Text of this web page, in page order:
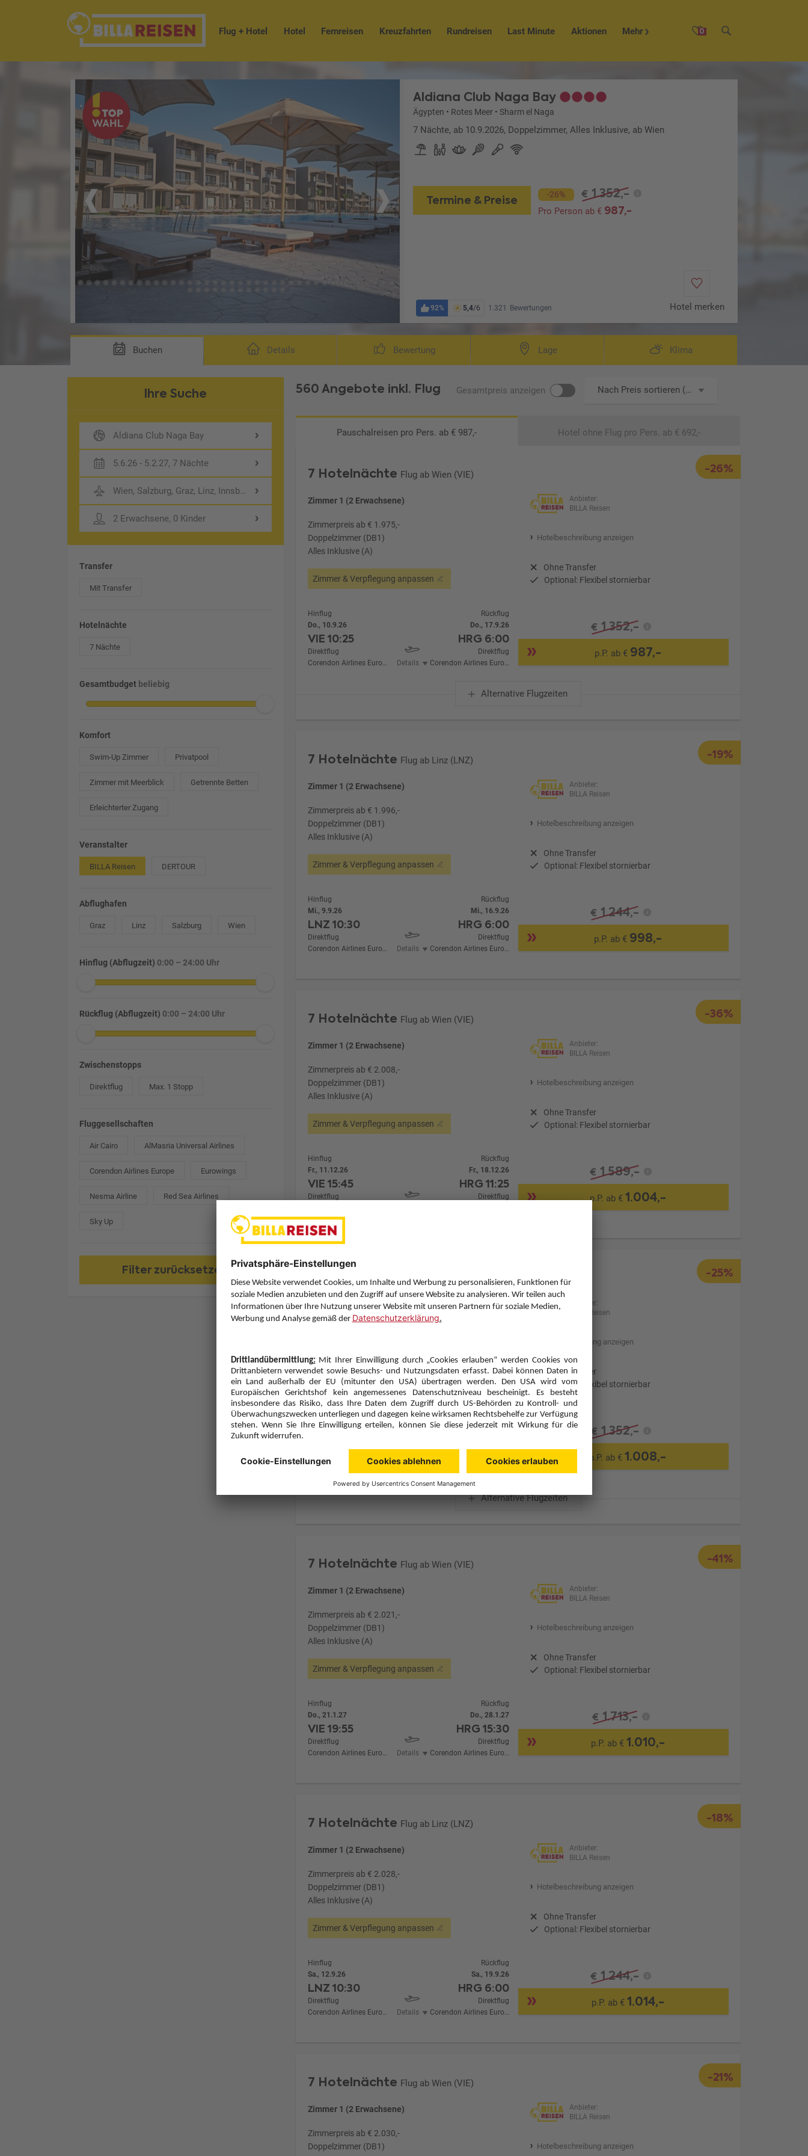
0
Flug + Hotel Hotel Fernreisen Kreuzfahrten Rundreisen Last Minute Aktionen Mehr
Aldiana Club Naga Bay
Ägypten • Rotes Meer • Sharm el Naga
7 Nächte, ab 10.9.2026, Doppelzimmer, Alles Inklusive, ab Wien
Termine & Preise -26% € 1.352,-
Pro Person ab €987,-
92% 5,4/6 1.321 Bewertungen Hotel merken
Buchen Details Bewertung Lage Klima
Ihre Suche
Aldiana Club Naga Bay
5.6.26 - 5.2.27, 7 Nächte
Wien, Salzburg, Graz, Linz, Innsbruck
2 Erwachsene, 0 Kinder
Transfer
Mit Transfer
Hotelnächte
7 Nächte
Gesamtbudget beliebig
Komfort
Swim-Up Zimmer Privatpool
Zimmer mit Meerblick Getrennte Betten
Erleichterter Zugang
Veranstalter
BILLA Reisen DERTOUR
Abflughafen
Graz Linz Salzburg Wien
Hinflug (Abflugzeit) 0:00 – 24:00 Uhr
Rückflug (Abflugzeit) 0:00 – 24:00 Uhr
Zwischenstopps
Direktflug Max. 1 Stopp
Fluggesellschaften
Air Cairo AlMasria Universal Airlines
Corendon Airlines Europe Eurowings
Nesma Airline Red Sea Airlines
Sky Up
Filter zurücksetzen
560 Angebote inkl. Flug Gesamtpreis anzeigen Nach Preis sortieren (aufsteigend)
Pauschalreisen pro Pers. ab € 987,- Hotel ohne Flug pro Pers. ab € 692,-
-26%
7 Hotelnächte Flug ab Wien (VIE)
Zimmer 1 (2 Erwachsene)
Zimmerpreis ab € 1.975,-
Doppelzimmer (DB1)
Alles Inklusive (A)
Zimmer & Verpflegung anpassen
Anbieter:
BILLA Reisen
Hotelbeschreibung anzeigen
Ohne Transfer
Optional: Flexibel stornierbar
Hinflug
Do., 10.9.26
VIE10:25
Direktflug
Corendon Airlines Europe
Details
Rückflug
Do., 17.9.26
HRG 6:00
Direktflug
Corendon Airlines Europe
€ 1.352,-
p.P. ab € 987,-
Alternative Flugzeiten
-19%
7 Hotelnächte Flug ab Linz (LNZ)
Zimmer 1 (2 Erwachsene)
Zimmerpreis ab € 1.996,-
Doppelzimmer (DB1)
Alles Inklusive (A)
Zimmer & Verpflegung anpassen
Anbieter:
BILLA Reisen
Hotelbeschreibung anzeigen
Ohne Transfer
Optional: Flexibel stornierbar
Hinflug
Mi., 9.9.26
LNZ10:30
Direktflug
Corendon Airlines Europe
Details
Rückflug
Mi., 16.9.26
HRG 6:00
Direktflug
Corendon Airlines Europe
€ 1.244,-
p.P. ab € 998,-
-36%
7 Hotelnächte Flug ab Wien (VIE)
Zimmer 1 (2 Erwachsene)
Zimmerpreis ab € 2.008,-
Doppelzimmer (DB1)
Alles Inklusive (A)
Zimmer & Verpflegung anpassen
Anbieter:
BILLA Reisen
Hotelbeschreibung anzeigen
Ohne Transfer
Optional: Flexibel stornierbar
Hinflug
Fr., 11.12.26
VIE15:45
Direktflug
Rückflug
Fr., 18.12.26
HRG11:25
Direktflug
€ 1.589,-
p.P. ab € 1.004,-
-25%
7 Hotelnächte Flug ab Wien (VIE)
Zimmer 1 (2 Erwachsene)
Alles Inklusive (A)
Zimmer & Verpflegung anpassen
Anbieter:
BILLA Reisen
Hotelbeschreibung anzeigen
Ohne Transfer
Optional: Flexibel stornierbar
Hinflug
Mi., 9.9.26
Air Cairo
Details
Rückflug
Mi., 16.9.26
Direktflug
Air Cairo
€ 1.352,-
p.P. ab €1.008,-
Alternative Flugzeiten
-41%
7 Hotelnächte Flug ab Wien (VIE)
Zimmer 1 (2 Erwachsene)
Zimmerpreis ab € 2.021,-
Doppelzimmer (DB1)
Alles Inklusive (A)
Zimmer & Verpflegung anpassen
Anbieter:
BILLA Reisen
Hotelbeschreibung anzeigen
Ohne Transfer
Optional: Flexibel stornierbar
Hinflug
Do., 21.1.27
VIE19:55
Direktflug
Corendon Airlines Europe
Details
Rückflug
Do., 28.1.27
HRG15:30
Direktflug
Corendon Airlines Europe
€ 1.713,-
p.P. ab € 1.010,-
-18%
7 Hotelnächte Flug ab Linz (LNZ)
Zimmer 1 (2 Erwachsene)
Zimmerpreis ab € 2.028,-
Doppelzimmer (DB1)
Alles Inklusive (A)
Zimmer & Verpflegung anpassen
Anbieter:
BILLA Reisen
Hotelbeschreibung anzeigen
Ohne Transfer
Optional: Flexibel stornierbar
Hinflug
Sa., 12.9.26
LNZ10:30
Direktflug
Corendon Airlines Europe
Details
Rückflug
Sa., 19.9.26
HRG 6:00
Direktflug
Corendon Airlines Europe
€ 1.244,-
p.P. ab € 1.014,-
-21%
7 Hotelnächte Flug ab Wien (VIE)
Zimmer 1 (2 Erwachsene)
Zimmerpreis ab € 2.030,-
Doppelzimmer (DB1)
Anbieter:
BILLA Reisen
Hotelbeschreibung anzeigen